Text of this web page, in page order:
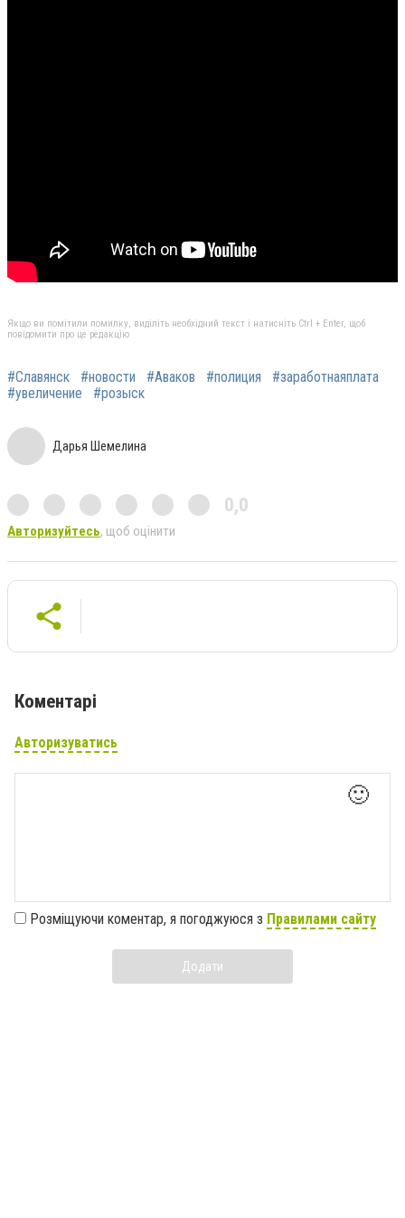
Якщо ви помітили помилку, виділіть необхідний текст і натисніть Ctrl + Enter, щоб
повідомити про це редакцію
#Славянск #новости #Аваков #полиция
#заработнаяплата
#увеличение
#розыск
Дарья Шемелина
0,0
Авторизуйтесь, щоб оцінити
Коментарі
Авторизуватись
🙂
Розміщуючи коментар, я погоджуюся з Правилами сайту
Додати